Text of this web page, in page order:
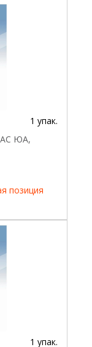
1 упак.
ЮА,
позиция
1 упак.